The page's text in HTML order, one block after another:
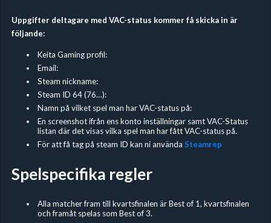
Uppgifter deltagare med VAC-status kommer få skicka in är
följande:
Keita Gaming profil:
Email:
Steam nickname:
Steam ID 64 (76…):
Namn på vilket spel man har VAC-status på:
En screenshot ifrån ens konto inställningar samt VAC-Status
listan där det visas vilka spel man har fått VAC-status på.
För att få tag på steam ID kan ni använda Steamrep
Spelspecifika regler
Alla matcher fram till kvartsfinalen är Best of 1, kvartsfinalen
och framåt spelas som Best of 3.